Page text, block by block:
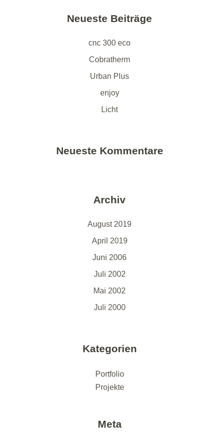
Neueste Beiträge
cnc 300 eco
Cobratherm
Urban Plus
enjoy
Licht
Neueste Kommentare
Archiv
August 2019
April 2019
Juni 2006
Juli 2002
Mai 2002
Juli 2000
Kategorien
Portfolio
Projekte
Meta